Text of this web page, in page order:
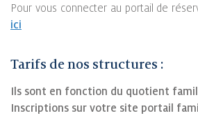
Pour vous connecter au portail de
ici
Tarifs de nos structures :
Ils sont en fonction du quotient
Inscriptions sur votre site portail